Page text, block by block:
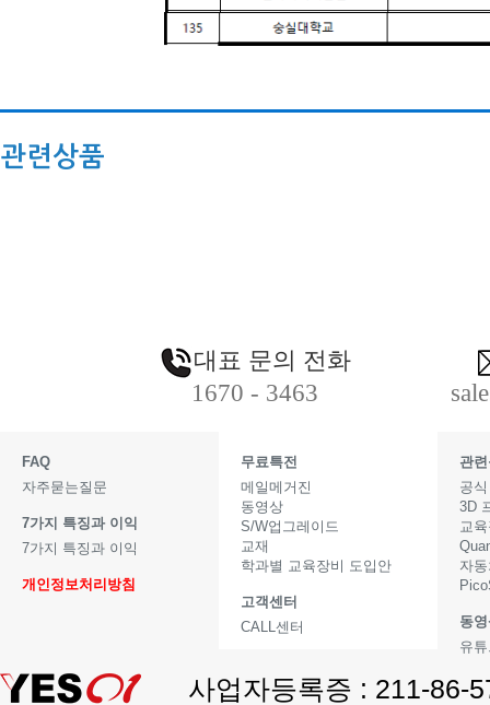
관련상품
대표 문의 전화
1670 - 3463
FAQ
자주묻는질문
7가지 특징과 이익
7가지 특징과 이익
개인정보처리방침
무료특전
메일메거진
동영상
S/W업그레이드
교재
학과별 교육장비 도입안
고객센터
CALL센터
관
공
3D
교
자
동
유
사업자등록증 : 211-86-